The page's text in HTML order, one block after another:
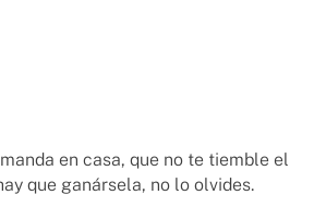
en casa, que no te tiemble el
que ganársela, no lo olvides.